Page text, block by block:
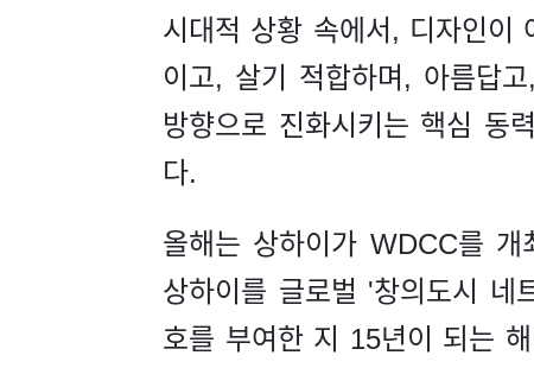
시대적 상황 속에서, 디자인이
이고, 살기 적합하며, 아름답
방향으로 진화시키는 핵심 동
다.
올해는 상하이가 WDCC를
상하이를 글로벌 '창의도시 네
호를 부여한 지 15년이 되는